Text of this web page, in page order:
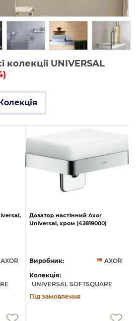
колекції UNIVERSAL
AXOR
Дозатор настінний Axor
Universal, хром (42819000)
Виробник:
AXOR
Колекція:
UNIVERSAL SOFTSQUARE
Під замовлення